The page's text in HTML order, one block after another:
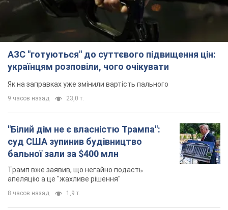
АЗС "готуються" до суттєвого підвищення цін:
українцям розповіли, чого очікувати
Як на заправках уже змінили вартість пального
9 часов назад 23,0 т.
"Білий дім не є власністю Трампа":
суд США зупинив будівництво
бальної зали за $400 млн
Трамп вже заявив, що негайно подасть
апеляцію а це "жахливе рішення"
8 часов назад 1,9 т.